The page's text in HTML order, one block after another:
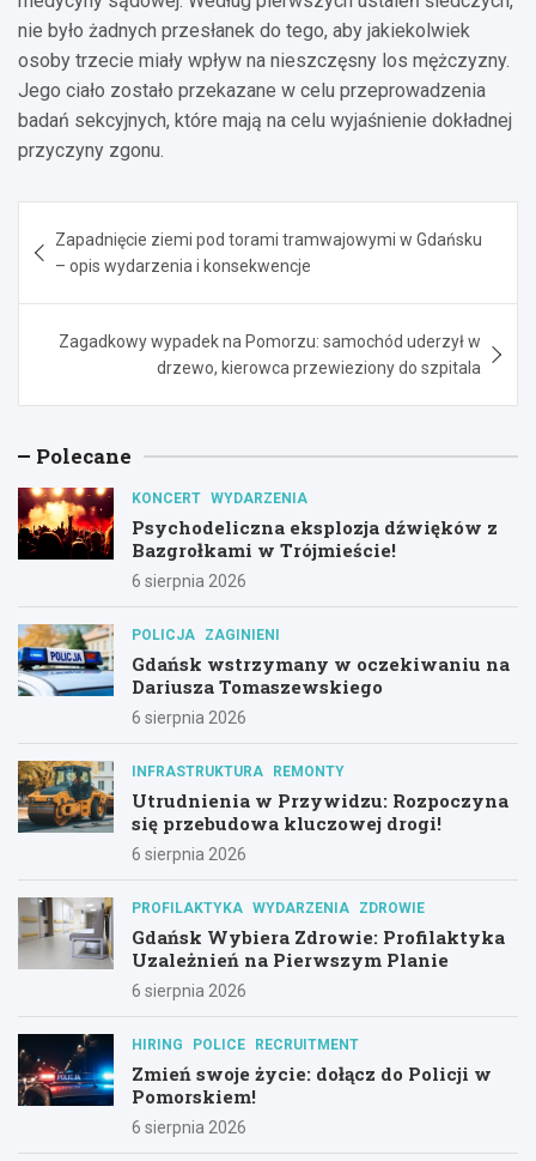
nie było żadnych przesłanek do tego, aby jakiekolwiek
osoby trzecie miały wpływ na nieszczęsny los mężczyzny.
Jego ciało zostało przekazane w celu przeprowadzenia
badań sekcyjnych, które mają na celu wyjaśnienie dokładnej
przyczyny zgonu.
wpisu
Zapadnięcie ziemi pod torami tramwajowymi w Gdańsku
– opis wydarzenia i konsekwencje
Zagadkowy wypadek na Pomorzu: samochód uderzył w
drzewo, kierowca przewieziony do szpitala
Polecane
KONCERT WYDARZENIA
Psychodeliczna eksplozja dźwięków z
Bazgrołkami w Trójmieście!
6 sierpnia 2026
POLICJA ZAGINIENI
Gdańsk wstrzymany w oczekiwaniu na
Dariusza Tomaszewskiego
6 sierpnia 2026
INFRASTRUKTURA REMONTY
Utrudnienia w Przywidzu: Rozpoczyna
się przebudowa kluczowej drogi!
6 sierpnia 2026
PROFILAKTYKA WYDARZENIA ZDROWIE
Gdańsk Wybiera Zdrowie: Profilaktyka
Uzależnień na Pierwszym Planie
6 sierpnia 2026
HIRING POLICE RECRUITMENT
Zmień swoje życie: dołącz do Policji w
Pomorskiem!
6 sierpnia 2026